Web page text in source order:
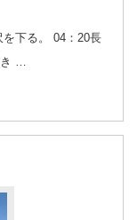
下る。 04：20長
…